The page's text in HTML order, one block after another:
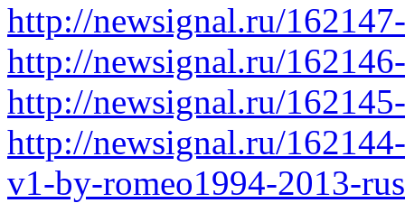
http://newsignal.ru/
http://newsignal.ru/
http://newsignal.ru/
http://newsignal.ru/
v1-by-romeo1994-2013-